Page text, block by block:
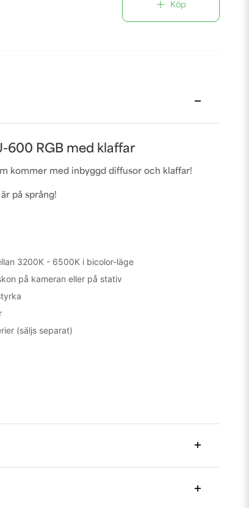
Köp
600 RGB med klaffar
kommer med inbyggd diffusor och klaffar!
på språng!
3200K - 6500K i bicolor-läge
på kameran eller på stativ
(säljs separat)